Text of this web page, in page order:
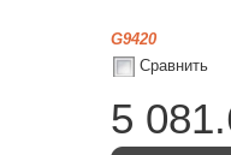
G9420
5